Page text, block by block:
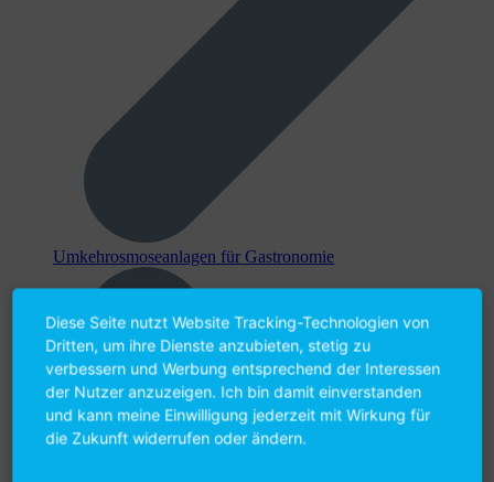
Umkehr­osmose­anlagen für Gastronomie
Diese Seite nutzt Website Tracking-Technologien von
Dritten, um ihre Dienste anzubieten, stetig zu
verbessern und Werbung entsprechend der Interessen
der Nutzer anzuzeigen. Ich bin damit einverstanden
und kann meine Einwilligung jederzeit mit Wirkung für
die Zukunft widerrufen oder ändern.